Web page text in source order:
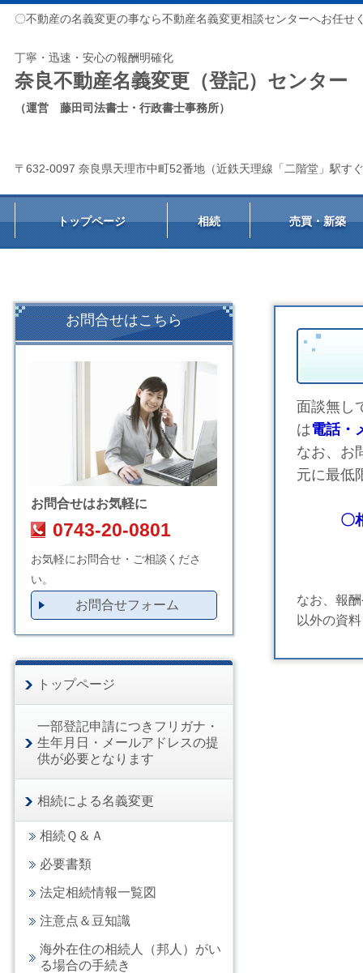
〇不動産の名義変更の事なら不動産名義変更相談センターへお任せ
丁寧・迅速・安心の報酬明確化
奈良不動産名義変更（登記）センター
（運営 藤田司法書士・行政書士事務所）
〒632-0097 奈良県天理市中町52番地（近鉄天理線「二階堂」駅す
トップページ 相続 売買・新築
面談無し
は電話・
なお、お
元に最低
〇
なお、報
以外の資
お問合せはこちら
お問合せはお気軽に
0743-20-0801
お気軽にお問合せ・ご相談くださ
い。
お問合せフォーム
トップページ
一部登記申請につきフリガナ・
生年月日・メールアドレスの提
供が必要となります
相続による名義変更
相続Ｑ＆Ａ
必要書類
法定相続情報一覧図
注意点＆豆知識
海外在住の相続人（邦人）がい
る場合の手続き